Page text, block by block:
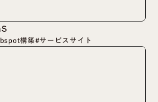
構築#サービスサイト